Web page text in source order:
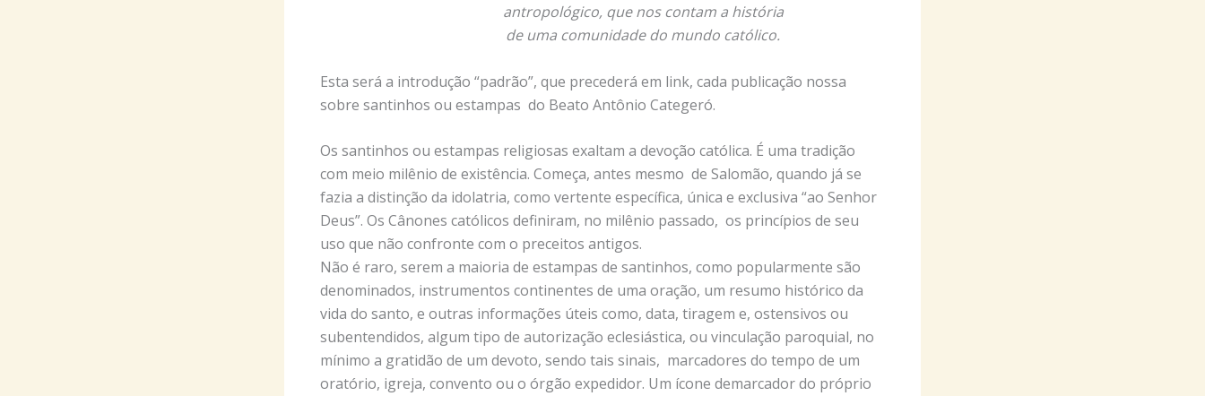
antropológico, que nos contam a história
de uma comunidade do mundo católico.
Esta será a introdução “padrão”, que precederá em link, cada publicação nossa
sobre santinhos ou estampas do Beato Antônio Categeró.
Os santinhos ou estampas religiosas exaltam a devoção católica. É uma tradição
com meio milênio de existência. Começa, antes mesmo de Salomão, quando já se
fazia a distinção da idolatria, como vertente específica, única e exclusiva “ao Senhor
Deus”. Os Cânones católicos definiram, no milênio passado, os princípios de seu
uso que não confronte com o preceitos antigos.
Não é raro, serem a maioria de estampas de santinhos, como popularmente são
denominados, instrumentos continentes de uma oração, um resumo histórico da
vida do santo, e outras informações úteis como, data, tiragem e, ostensivos ou
subentendidos, algum tipo de autorização eclesiástica, ou vinculação paroquial, no
mínimo a gratidão de um devoto, sendo tais sinais, marcadores do tempo de um
oratório, igreja, convento ou o órgão expedidor. Um ícone demarcador do próprio